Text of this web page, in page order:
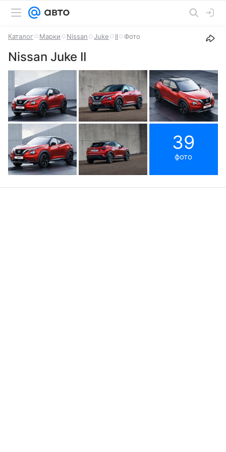
Каталог Марки Nissan Juke II Фото
Nissan Juke II
39
фото